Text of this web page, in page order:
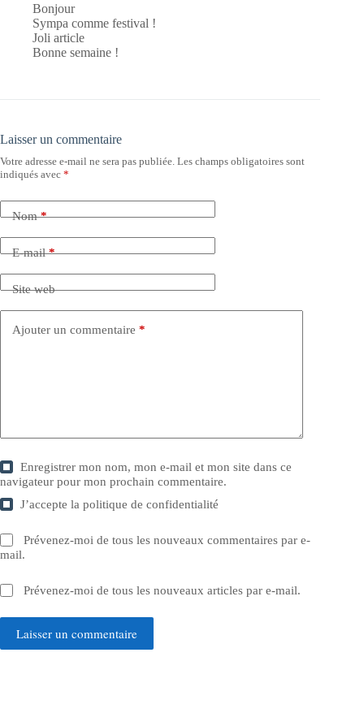
Bonjour
Sympa comme festival !
Joli article
Bonne semaine !
Laisser un commentaire
Votre adresse e-mail ne sera pas publiée. Les champs obligatoires sont
indiqués avec *
Nom*
E-mail*
Site web
Ajouter un commentaire *
Enregistrer mon nom, mon e-mail et mon site dans ce
navigateur pour mon prochain commentaire.
J’accepte lapolitique de confidentialité
Prévenez-moi de tous les nouveaux commentaires par e-
mail.
Prévenez-moi de tous les nouveaux articles par e-mail.
Laisser un commentaire